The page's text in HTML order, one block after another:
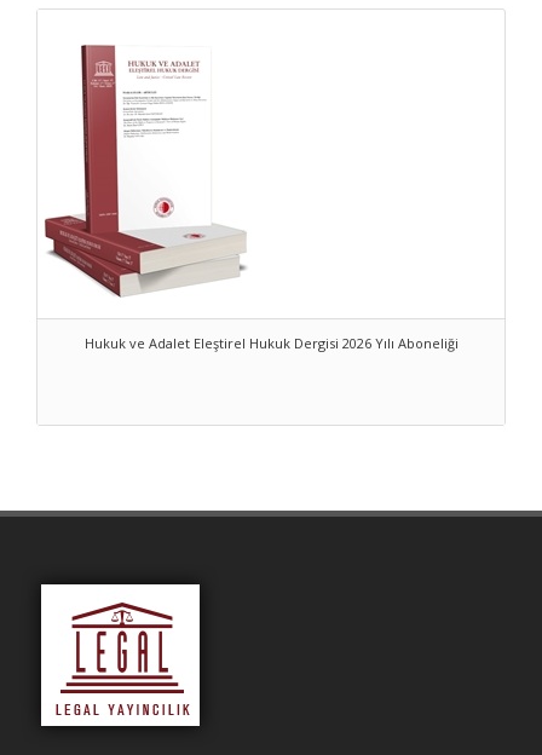
Hukuk ve Adalet Eleştirel Hukuk Dergisi 2026 Yılı Aboneliği